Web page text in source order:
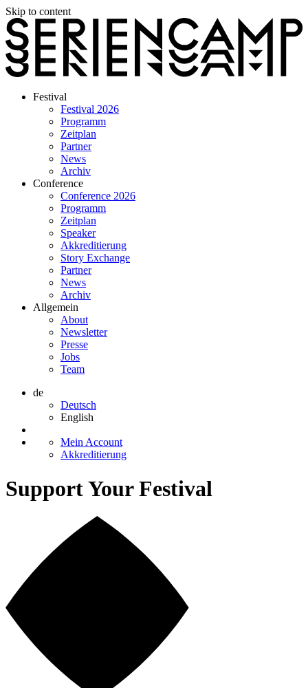
Skip to content
Festival
Festival 2026
Programm
Zeitplan
Partner
News
Archiv
Conference
Conference 2026
Programm
Zeitplan
Speaker
Akkreditierung
Story Exchange
Partner
News
Archiv
Allgemein
About
Newsletter
Presse
Jobs
Team
de
Deutsch
English
Mein Account
Akkreditierung
Support Your Festival